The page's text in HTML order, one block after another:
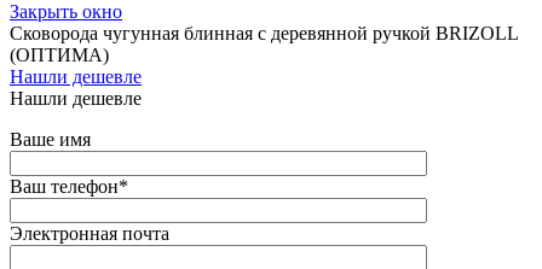
Закрыть окно
Сковорода чугунная блинная с деревянной ручкой BRIZOLL
(ОПТИМА)
Нашли дешевле
Нашли дешевле
Ваше имя
Ваш телефон*
Электронная почта